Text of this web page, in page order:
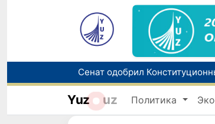
В Узбекистане упростят
Yuz uz Политика